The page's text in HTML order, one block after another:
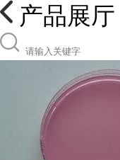
产品展厅